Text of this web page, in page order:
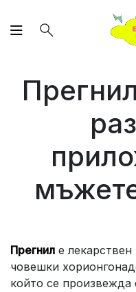
Прегнил е
човешки
който се произвежда